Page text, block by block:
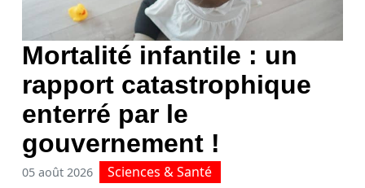
Mortalité infantile : un
rapport catastrophique
enterré par le
gouvernement !
05 août 2026 Sciences & Santé